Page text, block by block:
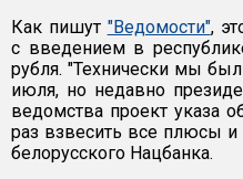
Как пишут "Ведомости",
с введением в
рубля. "Технически мы
июля, но недавно
ведомства проект указа
раз взвесить все плюсы
белорусского Нацбанка.